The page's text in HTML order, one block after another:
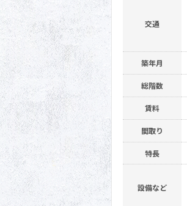
交通
築年月
総階数
賃料
間取り
特長
設備など